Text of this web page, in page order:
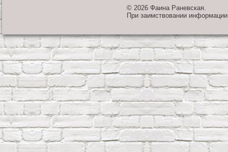
© 2026 Фаина Раневская.
При заимствовании